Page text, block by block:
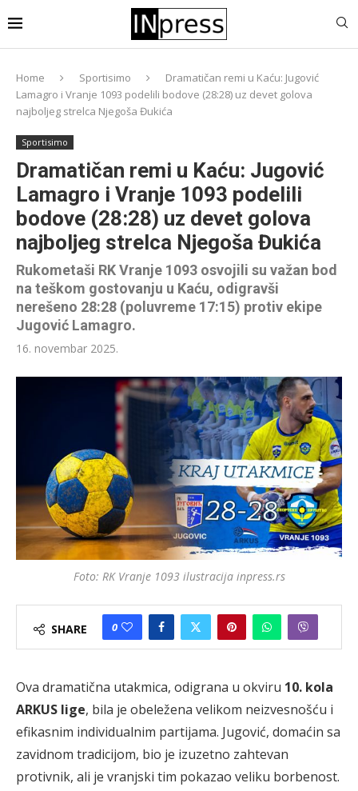
Home Sportisimo
Dramatičan remi u Kaću: Jugović
Lamagro i Vranje 1093 podelili bodove (28:28) uz devet golova
najboljeg strelca Njegoša Đukića
Sportisimo
Dramatičan remi u Kaću: Jugović
Lamagro i Vranje 1093 podelili
bodove (28:28) uz devet golova
najboljeg strelca Njegoša Đukića
Rukometaši RK Vranje 1093 osvojili su važan bod
na teškom gostovanju u Kaću, odigravši
nerešeno 28:28 (poluvreme 17:15) protiv ekipe
Jugović Lamagro.
16. novembar 2025.
Foto: RK Vranje 1093 ilustracija inpress.rs
SHARE 0
Ova dramatična utakmica, odigrana u okviru 10. kola
ARKUS lige, bila je obeležena velikom neizvesnošću i
efikasnim individualnim partijama. Jugović, domaćin sa
zavidnom tradicijom, bio je izuzetno zahtevan
protivnik, ali je vranjski tim pokazao veliku borbenost.